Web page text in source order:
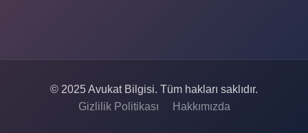
© 2025 Avukat Bilgisi. Tüm hakları saklıdır.
Gizlilik Politikası
Hakkımızda